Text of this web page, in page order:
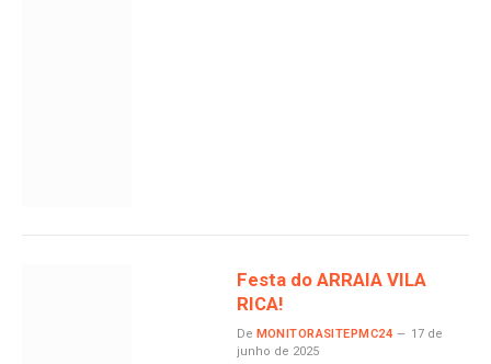
Festa do ARRAIA VILA
RICA!
De MONITORASITEPMC24
17 de
junho de 2025